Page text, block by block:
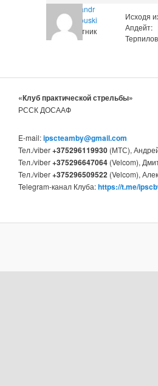
Aliaksandr
Tserpilouski
Участник
Исходя
Апдейт:
«Клуб практической стрельбы»
РССК ДОСААФ
E-mail:ipscteamby@gmail.com
Тел./viber+375296119930 (МТС),
Тел./viber+375296647064 (Velcom),
Тел./viber+375296509522 (Velcom),
Telegram-канал Клуба:https://t.me/